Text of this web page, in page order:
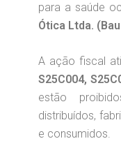
para a saúde
Ótica Ltda.
A ação fiscal
S25C004,
estão
distribuídos,
e consumidos.